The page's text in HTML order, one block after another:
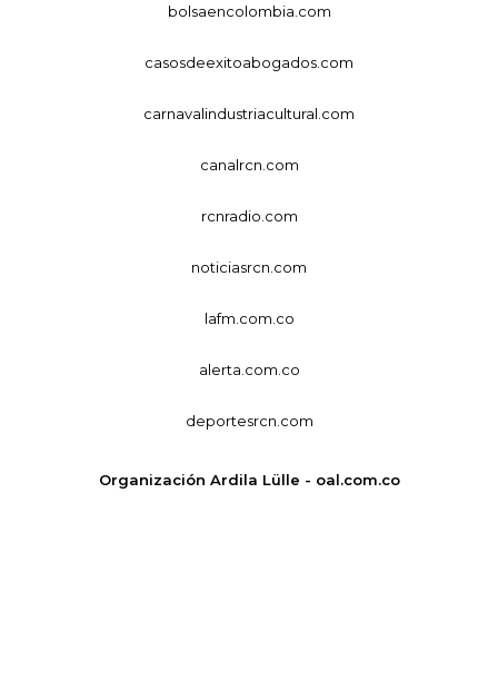
bolsaencolombia.com
casosdeexitoabogados.com
carnavalindustriacultural.com
canalrcn.com
rcnradio.com
noticiasrcn.com
lafm.com.co
alerta.com.co
deportesrcn.com
Organización Ardila Lülle - oal.com.co